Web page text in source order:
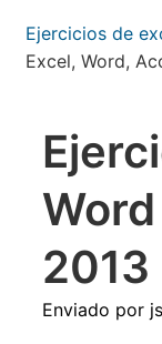
Pasar
contenido
Ejercicios de
Excel, Word,
2013
Enviado por